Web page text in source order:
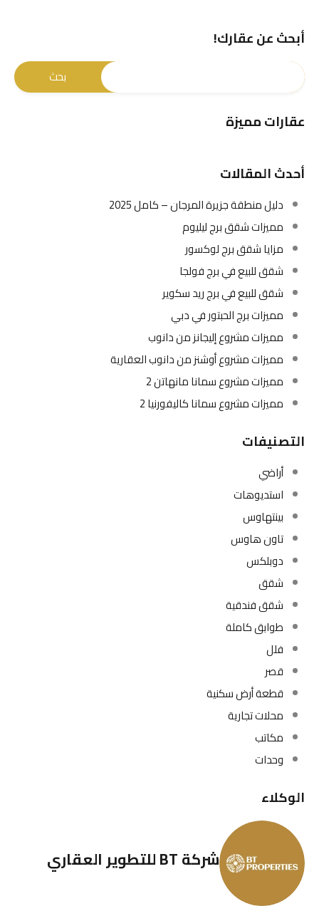
أبحث عن عقارك!
عقارات مميزة
أحدث المقالات
دليل منطقة جزيرة المرجان – كامل 2025
مميزات شقق برج ليليوم
مزايا شقق برج لوكسور
شقق للبيع في برج فولجا
شقق للبيع في برج ريد سكوير
مميزات برج الحبتور في دبي
مميزات مشروع إليجانز من دانوب
مميزات مشروع أوشنز من دانوب العقارية
مميزات مشروع سمانا مانهاتن 2
مميزات مشروع سمانا كاليفورنيا 2
التصنيفات
أراضي
استديوهات
بينتهاوس
تاون هاوس
دوبلكس
شقق
شقق فندقية
طوابق كاملة
فلل
قصر
قطعة أرض سكنية
محلات تجارية
مكاتب
وحدات
الوكلاء
شركة BT للتطوير العقاري